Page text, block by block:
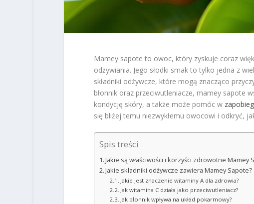
Mamey sapote to owoc, który zyskuje coraz
odżywiania. Jego słodki smak to tylko jedna z
składniki odżywcze, które mogą znacząco
błonnik oraz przeciwutleniacze, mamey sapote
kondycję skóry, a także może pomóc w
się bliżej temu niezwykłemu owocowi i odkryć,
Spis treści
Jakie są właściwości i korzyści zdrowotne Mamey
Jakie składniki odżywcze zawiera Mamey Sapote?
Jakie jest znaczenie witaminy A dla zdrowia?
Jak witamina C działa jako przeciwutleniacz?
Jak błonnik wpływa na układ pokarmowy?